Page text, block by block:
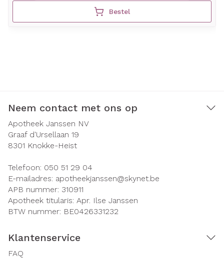
Bestel
Neem contact met ons op
Apotheek Janssen NV
Graaf d'Ursellaan 19
8301 Knokke-Heist
Telefoon: 050 51 29 04
E-mailadres: apotheekjanssen@skynet.be
APB nummer: 310911
Apotheek titularis: Apr. Ilse Janssen
BTW nummer: BE0426331232
Klantenservice
FAQ